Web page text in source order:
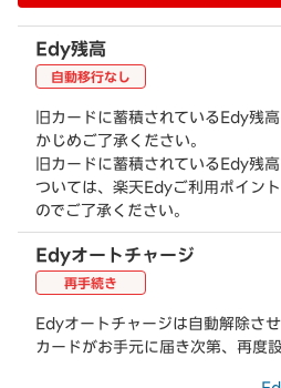
Edy残高
自動移行なし
旧カードに蓄積されているEdy残
かじめご了承ください。
旧カードに蓄積されているEdy残
ついては、楽天Edyご利用ポイン
のでご了承ください。
Edyオートチャージ
再手続き
Edyオートチャージは自動解除さ
カードがお手元に届き次第、再度